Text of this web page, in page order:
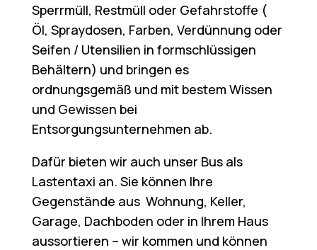
Sperrmüll, Restmüll oder Gefahrstoffe (
Öl, Spraydosen, Farben, Verdünnung oder
Seifen / Utensilien in formschlüssigen
Behältern) und bringen es
ordnungsgemäß und mit bestem Wissen
und Gewissen bei
Entsorgungsunternehmen ab.
Dafür bieten wir auch unser Bus als
Lastentaxi an. Sie können Ihre
Gegenstände aus Wohnung, Keller,
Garage, Dachboden oder in Ihrem Haus
aussortieren – wir kommen und können